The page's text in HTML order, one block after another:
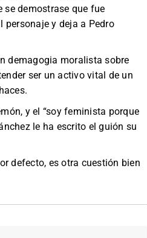
se demostrase que fue
personaje y deja a Pedro
demagogia moralista sobre
ser un activo vital de un
y el “soy feminista porque
le ha escrito el guión su
defecto, es otra cuestión bien